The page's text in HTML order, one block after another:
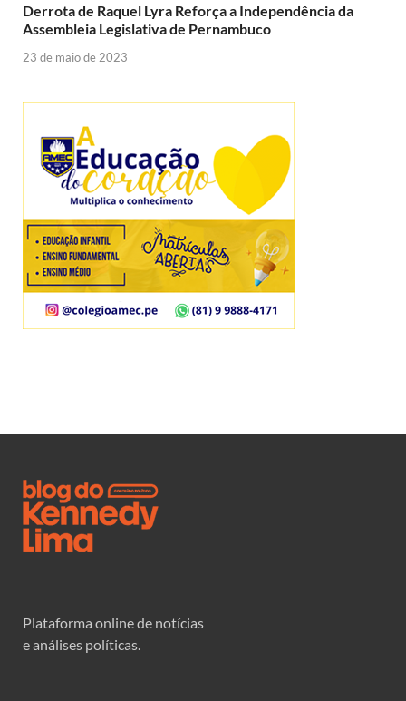
Derrota de Raquel Lyra Reforça a Independência da
Assembleia Legislativa de Pernambuco
23 de maio de 2023
Plataforma online de notícias
e análises políticas.